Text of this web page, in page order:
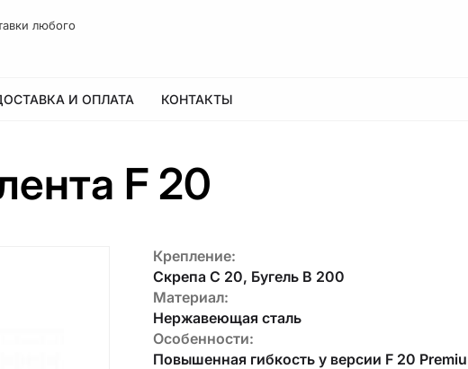
любого
И ОПЛАТА КОНТАКТЫ
F 20
Крепление:
Скрепа С 20, Бугель B 200
Материал:
Нержавеющая сталь
Особенности:
Повышенная гибкость у версии F 20